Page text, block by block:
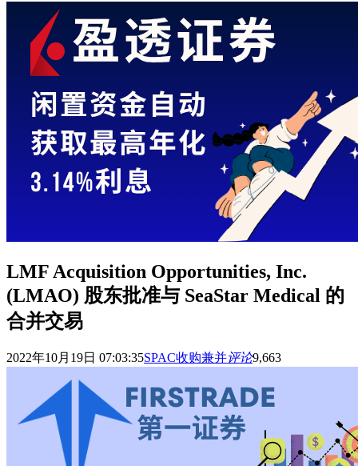
LMF Acquisition Opportunities, Inc.
(LMAO) 股东批准与 SeaStar Medical 的
合并交易
2022年10月19日 07:03:35SPAC收购兼并评论9,663